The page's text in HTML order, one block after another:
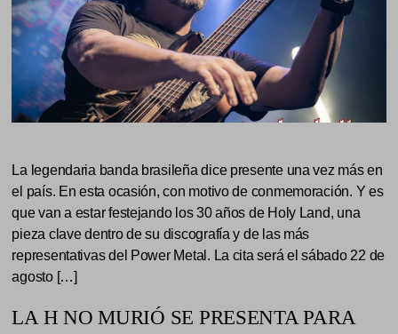
La legendaria banda brasileña dice presente una vez más en
el país. En esta ocasión, con motivo de conmemoración. Y es
que van a estar festejando los 30 años de Holy Land, una
pieza clave dentro de su discografía y de las más
representativas del Power Metal. La cita será el sábado 22 de
agosto […]
LA H NO MURIÓ SE PRESENTA PARA